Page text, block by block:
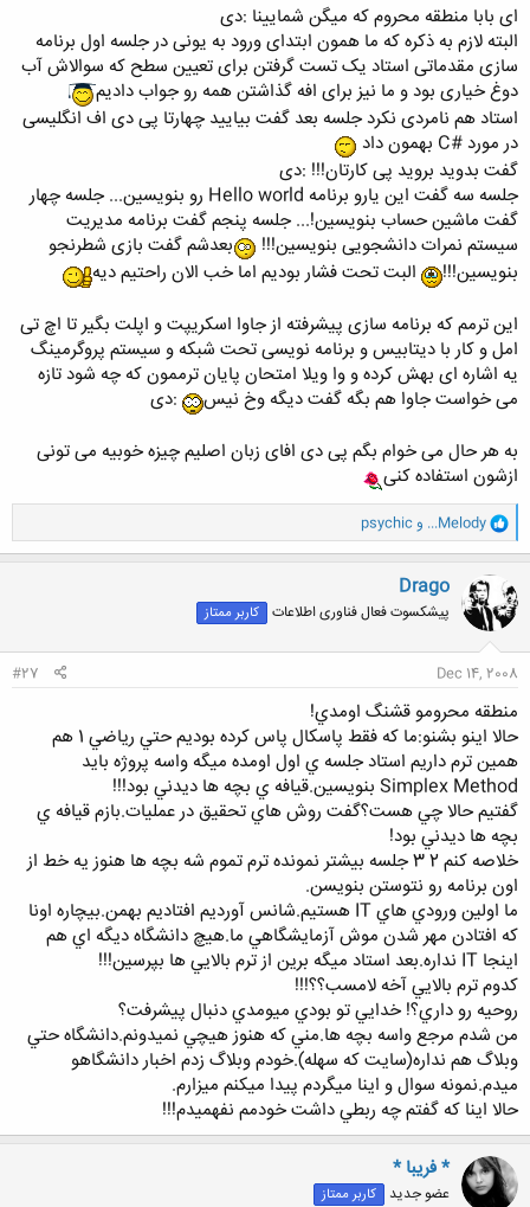
ای بابا منطقه محروم که میگن شمایینا :دی
البته لازم به ذکره که ما همون ابتدای ورود به یونی در جلسه اول برنامه
سازی مقدماتی استاد یک تست گرفتن برای تعیین سطح که سوالاش آب
دوغ خیاری بود و ما نیز برای افه گذاشتن همه رو جواب دادیم
استاد هم نامردی نکرد جلسه بعد گفت بیایید چهارتا پی دی اف انگلیسی
در مورد #C بهمون داد
گفت بدوید بروید پی کارتان!!! :دی
جلسه سه گفت این یارو برنامه Hello world رو بنویسین... جلسه چهار
گفت ماشین حساب بنویسین!... جلسه پنجم گفت برنامه مدیریت
سیستم نمرات دانشجویی بنویسین!!!
بعدشم گفت بازی شطرنجو
بنویسین!!!
البت تحت فشار بودیم اما خب الان راحتیم دیه
این ترمم که برنامه سازی پیشرفته از جاوا اسکریپت و اپلت بگیر تا اچ تی
امل و کار با دیتابیس و برنامه نویسی تحت شبکه و سیستم پروگرمینگ
یه اشاره ای بهش کرده و وا ویلا امتحان پایان ترممون که چه شود تازه
می خواست جاوا هم بگه گفت دیگه وخ نیس
:دی
به هر حال می خوام بگم پی دی افای زبان اصلیم چیزه خوبیه می تونی
ازشون استفاده کنی
و
ا
ک
ن
ش
ه
ا
...Melody و psychic
Drago
پیشکسوت فعال فناوری اطلاعات کاربر ممتاز
Dec 14, 2008
#27
منطقه محرومو قشنگ اومدي!
حالا اينو بشنو:ما كه فقط پاسكال پاس كرده بوديم حتي رياضي 1 هم
همين ترم داريم استاد جلسه ي اول اومده ميگه واسه پروژه بايد
Simplex Method بنويسين.قيافه ي بچه ها ديدني بود!!!
گفتيم حالا چي هست؟گفت روش هاي تحقيق در عمليات.بازم قيافه ي
بچه ها ديدني بود!
خلاصه كنم 2 3 جلسه بيشتر نمونده ترم تموم شه بچه ها هنوز يه خط از
اون برنامه رو نتوستن بنويسن.
ما اولين ورودي هاي IT هستيم.شانس آورديم افتاديم بهمن.بيچاره اونا
كه افتادن مهر شدن موش آزمايشگاهي ما.هيچ دانشگاه ديگه اي هم
اينجا IT نداره.بعد استاد ميگه برين از ترم بالايي ها بپرسين!!!
كدوم ترم بالايي آخه لامسب؟؟!!!
روحيه رو داري؟! خدايي تو بودي ميومدي دنبال پيشرفت؟
من شدم مرجع واسه بچه ها.مني كه هنوز هيچي نميدونم.دانشگاه حتي
وبلاگ هم نداره(سايت كه سهله).خودم وبلاگ زدم اخبار دانشگاهو
ميدم.نمونه سوال و اينا ميگردم پيدا ميكنم ميزارم.
حالا اينا كه گفتم چه ربطي داشت خودمم نفهميدم!!!
* فریبا *
عضو جدید کاربر ممتاز